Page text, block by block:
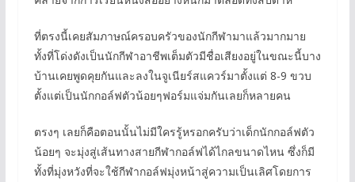
ที่ตรงนี้เคยสัมภาษณ์ครอบครัวของนักกีฬามาแล้วมากมาย
ทั้งที่โด่งดังเป็นนักกีฬาอาชีพเต็มตัวมีชื่อเสียงอยู่ในขณะนี้บาง
บ้านเคยพูดคุยกันและลงในจูเนียร์สแควร์มาตั้งแต่ 8-9 ขวบ
ตั้งแต่เป็นนักกอล์ฟตัวน้อยๆฟอร์มแจ่มกันเลยก็หลายคน
ตรงๆ เลยก็คือตอนนั้นไม่มีใครรู้หรอกครับว่าเด็กนักกอล์ฟตัว
น้อยๆ จะมุ่งสู่เส้นทางสายกีฬากอล์ฟได้ไกลขนาดไหน ซึ่งก็มี
ทั้งที่มุ่งหวังที่จะใช้กีฬากอล์ฟมุ่งหน้าสู่ความเป็นเลิศโดยการ